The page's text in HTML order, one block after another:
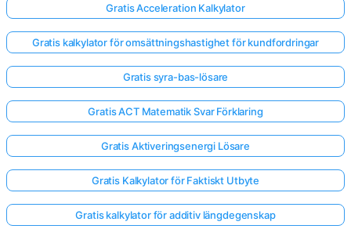
Gratis Acceleration Kalkylator
Gratis kalkylator för omsättningshastighet för kundfordringar
Gratis syra-bas-lösare
Gratis ACT Matematik Svar Förklaring
Gratis Aktiveringsenergi Lösare
Gratis Kalkylator för Faktiskt Utbyte
Gratis kalkylator för additiv längdegenskap